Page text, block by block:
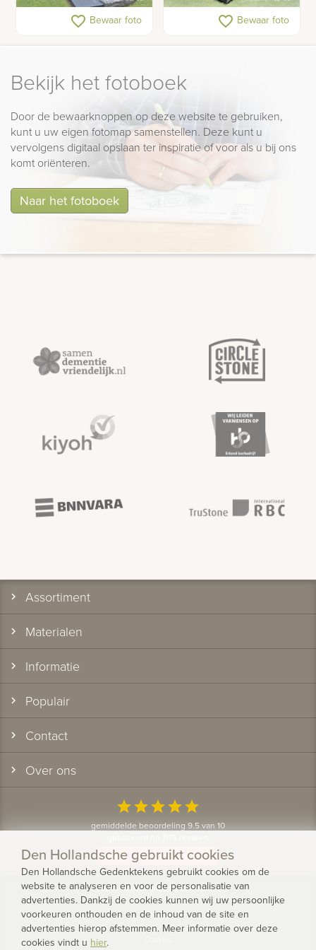
Grafmonument met
favorite_border Bewaar foto
Grafmonument met
opengeslagen boek
favorite_border Bewaar foto
Bekijk het fotoboek
Door de bewaarknoppen op deze website te gebruiken,
kunt u uw eigen fotomap samenstellen. Deze kunt u
vervolgens digitaal opslaan ter inspiratie of voor als u bij ons
komt oriënteren.
Naar het fotoboek
Assortiment
Materialen
Informatie
Populair
Contact
Over ons
starstarstarstarstar
gemiddelde beoordeling 9.5 van 10
Bekijk alle klantervaringen
© 2026 - Den Hollandsche Gedenktekens
Privacy
Den Hollandsche gebruikt cookies
Den Hollandsche Gedenktekens gebruikt cookies om de
website te analyseren en voor de personalisatie van
advertenties. Dankzij de cookies kunnen wij uw persoonlijke
voorkeuren onthouden en de inhoud van de site en
advertenties hierop afstemmen. Meer informatie over deze
cookies vindt u hier.